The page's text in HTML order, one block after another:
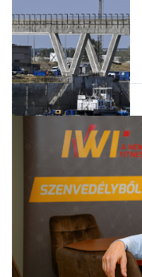
Forbes-sztori